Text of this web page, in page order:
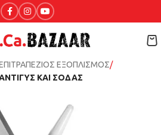
ΕΞΟΠΛΙΣΜΟΣ
ΚΑΙ ΣΟΔΑΣ